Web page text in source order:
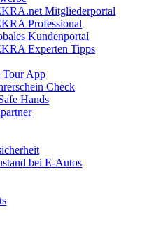
Mitgliederportal
Professional
Kundenportal
Experten Tipps
Tour App
Check
Hands
bei E-Autos